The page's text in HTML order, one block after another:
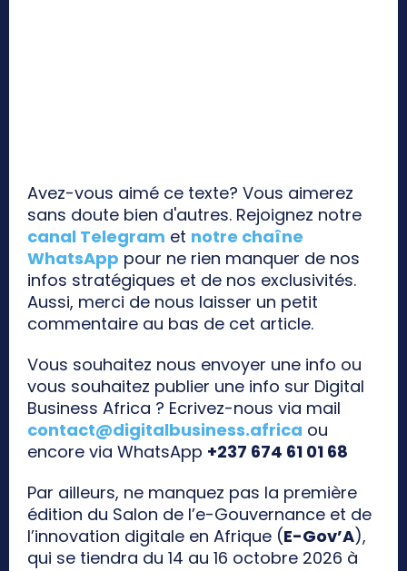
Avez-vous aimé ce texte? Vous aimerez
sans doute bien d'autres. Rejoignez notre
canal Telegram et notre chaîne
WhatsApp pour ne rien manquer de nos
infos stratégiques et de nos exclusivités.
Aussi, merci de nous laisser un petit
commentaire au bas de cet article.
Vous souhaitez nous envoyer une info ou
vous souhaitez publier une info sur Digital
Business Africa ? Ecrivez-nous via mail
contact@digitalbusiness.africa ou
encore via WhatsApp +237 674 61 01 68
Par ailleurs, ne manquez pas la première
édition du Salon de l’e-Gouvernance et de
l’innovation digitale en Afrique (E-Gov’A),
qui se tiendra du 14 au 16 octobre 2026 à